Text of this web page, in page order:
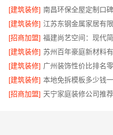
[建筑装修]
[建筑装修]
[招商加盟]
[建筑装修]
[建筑装修]
[建筑装修]
[招商加盟]